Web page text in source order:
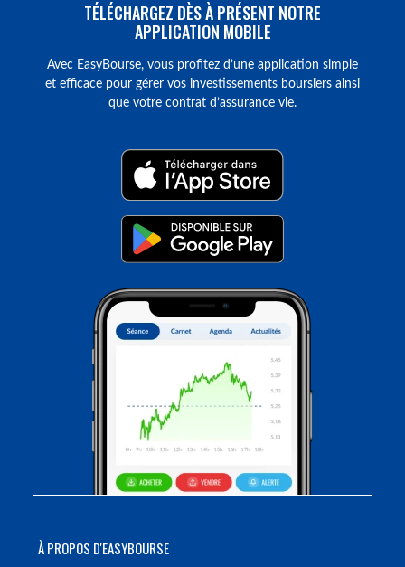
À PROPOS D'EASYBOURSE
TÉLÉCHARGEZ DÈS À PRÉSENT NOTRE
APPLICATION MOBILE
Avec EasyBourse, vous profitez d’une application simple
et efficace pour gérer vos investissements boursiers ainsi
que votre contrat d’assurance vie.